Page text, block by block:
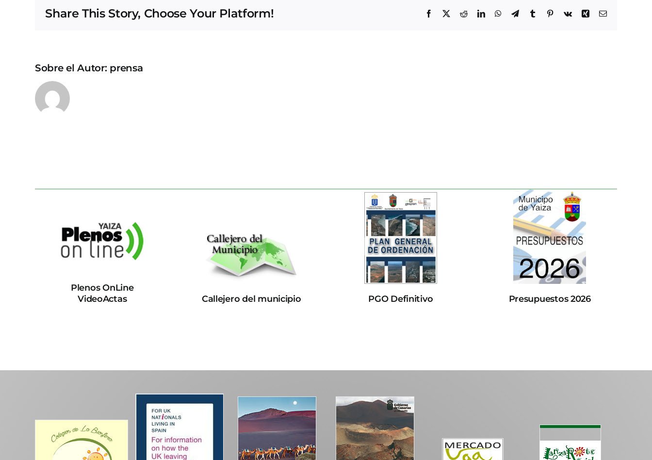
Share This Story, Choose Your Platform! Facebook
X RedditLinkedInWhatsApp
TelegramTumblrPinterest
Vk Xing Correo
Sobre el Autor: prensa
Plenos OnLine
VideoActas
Callejero del municipio PGO Definitivo Presupuestos 2026